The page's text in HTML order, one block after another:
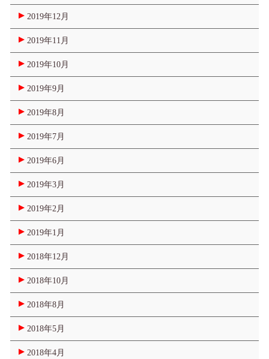
2019年12月
2019年11月
2019年10月
2019年9月
2019年8月
2019年7月
2019年6月
2019年3月
2019年2月
2019年1月
2018年12月
2018年10月
2018年8月
2018年5月
2018年4月